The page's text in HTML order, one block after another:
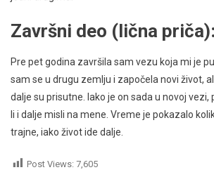
Završni deo (lična priča):
Pre pet godina završila sam vezu koja mi je
sam se u drugu zemlju i započela novi život,
dalje su prisutne. Iako je on sada u novoj
li i dalje misli na mene. Vreme je pokazalo
trajne, iako život ide dalje.
Post Views: 7,605